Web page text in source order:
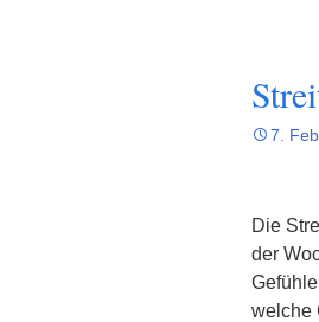
7.
Die
der
welche